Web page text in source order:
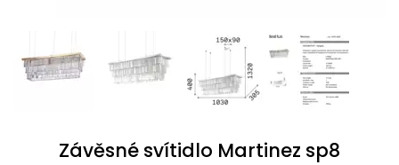
Závěsné svítidlo Martinez sp8